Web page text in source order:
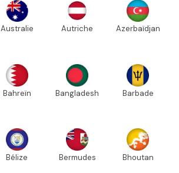
Australie Autriche Azerbaïdjan
Bahreïn Bangladesh Barbade
Bélize Bermudes Bhoutan